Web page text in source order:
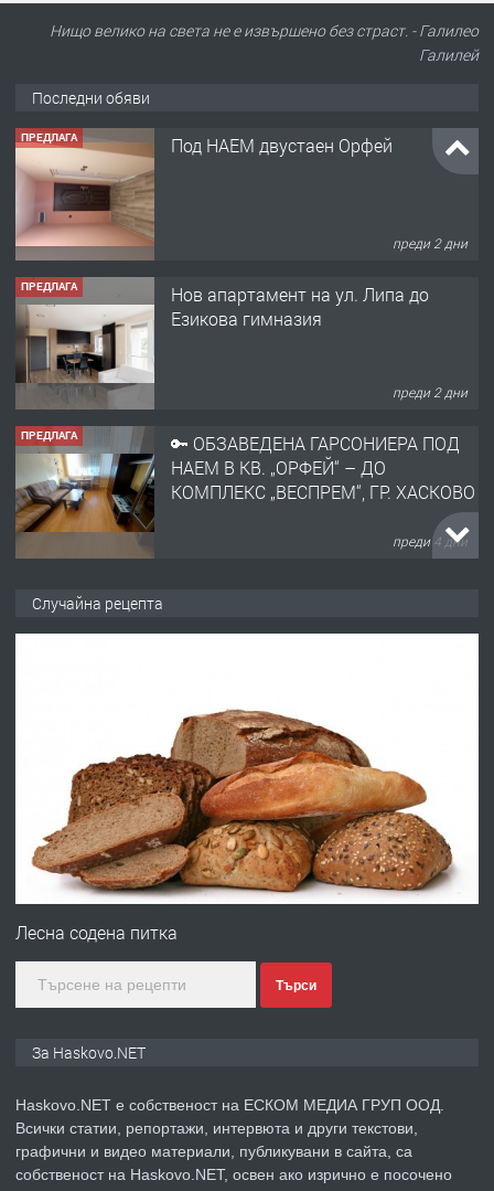
Нищо велико на света не е извършено без страст. - Галилео
Галилей
Последни обяви
ПРЕДЛАГА Под НАЕМ двустаен Орфей
преди 2 дни
ПРЕДЛАГА
Нов апартамент на ул. Липа до
Езикова гимназия
преди 2 дни
ПРЕДЛАГА
🔑 ОБЗАВЕДЕНА ГАРСОНИЕРА ПОД
НАЕМ В КВ. „ОРФЕЙ“ – ДО
КОМПЛЕКС „ВЕСПРЕМ“, ГР. ХАСКОВО
преди 4 дни
АПАРТАМЕНТ В ЦЕНТЪРА НА ГР.
Давам гараж под наем
преди 5 дни
ПРЕДЛАГА
№4120 Магазин/Офис под наем в кв.
градската градина!
преди 6 дни
ПРЕДЛАГА
Случайна рецепта
Лесна содена питка
Търси
За Haskovo.NET
Haskovo.NET е собственост на ЕСКОМ МЕДИА ГРУП ООД.
Всички статии, репортажи, интервюта и други текстови,
графични и видео материали, публикувани в сайта, са
собственост на Haskovo.NET, освен ако изрично е посочено